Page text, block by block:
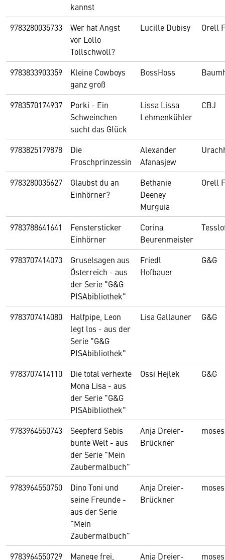
kannst
9783280035733
Wer hat Angst
vor Lollo
Tollschwoll?
Lucille Dubisy Orell
9783833903359
Kleine Cowboys
ganz groß
BossHoss
9783570174937
Porki - Ein
Schweinchen
sucht das Glück
Lissa Lissa
Lehmenkühler
CBJ
9783825179878
Die
Froschprinzessin
Alexander
Afanasjew
9783280035627
Glaubst du an
Einhörner?
Bethanie
Deeney
Murguia
Orell
9783788641641
Fenstersticker
Einhörner
Corina
Beurenmeister
9783707414073
Gruselsagen aus
Österreich - aus
der Serie "G&G
PISAbibliothek"
Friedl
Hofbauer
G&G
9783707414080
Halfpipe, Leon
legt los - aus der
Serie "G&G
PISAbibliothek"
Lisa Gallauner G&G
9783707414110
Die total verhexte
Mona Lisa - aus
der Serie "G&G
PISAbibliothek"
Ossi Hejlek G&G
9783964550743
Seepferd Sebis
bunte Welt - aus
der Serie "Mein
Zaubermalbuch"
Anja Dreier-
Brückner
moses
9783964550750
Dino Toni und
seine Freunde -
aus der Serie
"Mein
Zaubermalbuch"
Anja Dreier-
Brückner
moses
9783964550729
Manege frei,
Anja Dreier-
moses